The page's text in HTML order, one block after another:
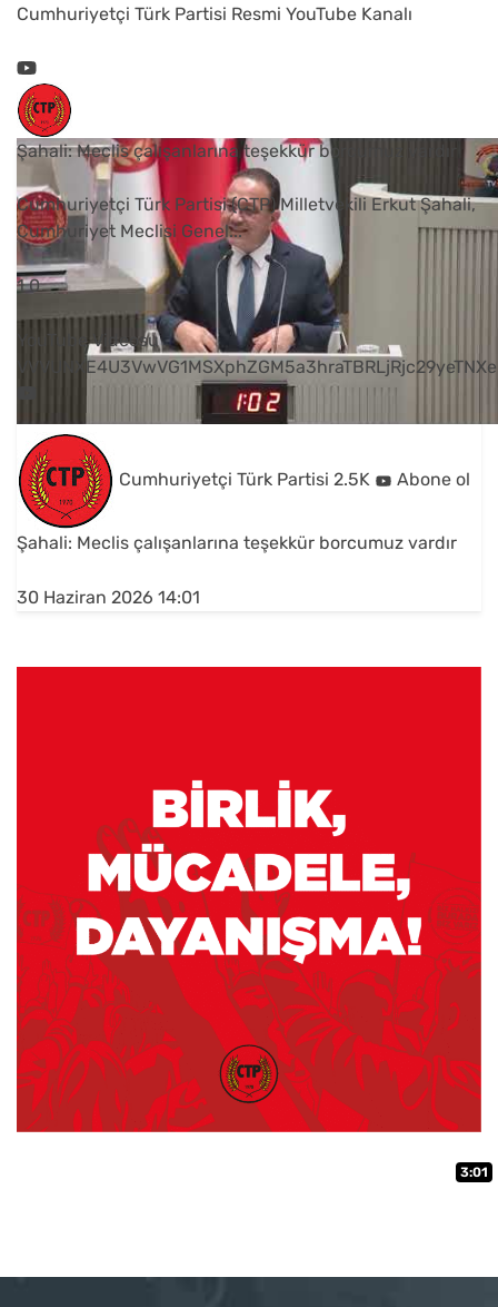
Cumhuriyetçi Türk Partisi Resmi YouTube Kanalı
3:01
Şahali: Meclis çalışanlarına teşekkür borcumuz vardır
Cumhuriyetçi Türk Partisi (CTP) Milletvekili Erkut Şahali,
Cumhuriyet Meclisi Genel...
1 0
YouTube Videosu
Cumhuriyetçi Türk Partisi 2.5K Abone ol
Şahali: Meclis çalışanlarına teşekkür borcumuz vardır
30 Haziran 2026 14:01